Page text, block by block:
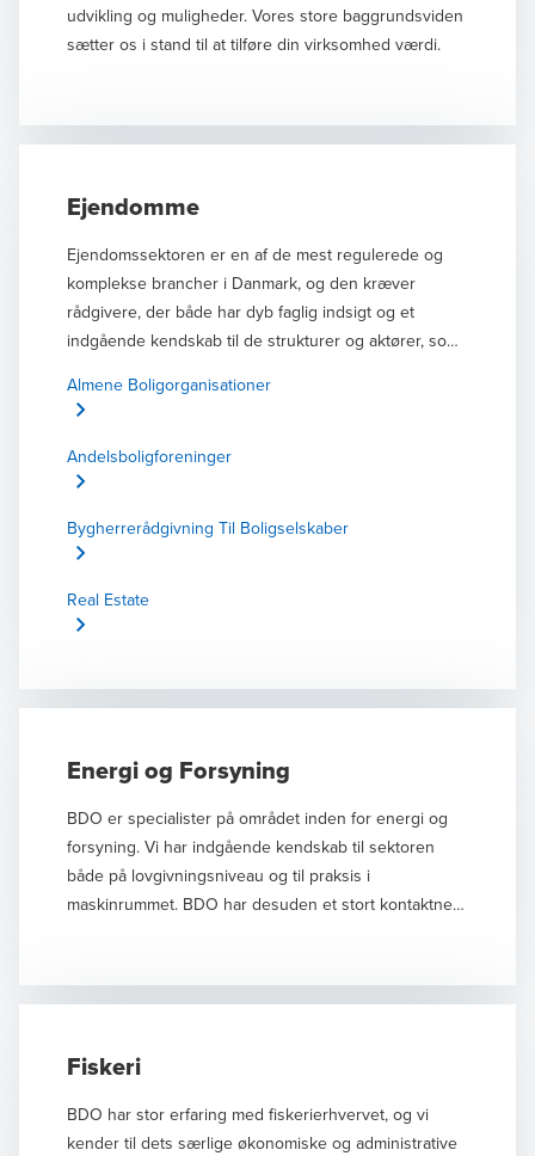
udvikling og muligheder. Vores store baggrundsviden
sætter os i stand til at tilføre din virksomhed værdi.
Ejendomme
Ejendomssektoren er en af de mest regulerede og
komplekse brancher i Danmark, og den kræver
rådgivere, der både har dyb faglig indsigt og et
indgående kendskab til de strukturer og aktører, som
ejendomme arbejder vi hver dag med at omsætte
rådgivning, der skaber overblik, gennemsigtighed og
tryghed for vores kunder. Vi har mange års erfaring
tværs af ejendomssektoren – særligt inden for
private marked. Vores stærke kontaktnet i ministerier,
styrelser og offentlige institutioner samt til advokater,
i stand til at følge udviklingen tæt og rådgive ud fra
den nyeste viden.
Almene Boligorganisationer
Andelsboligforeninger
Bygherrerådgivning Til Boligselskaber
Real Estate
Energi og Forsyning
BDO er specialister på området inden for energi og
forsyning. Vi har indgående kendskab til sektoren
både på lovgivningsniveau og til praksis i
maskinrummet. BDO har desuden et stort kontaktnet i
Fiskeri
BDO har stor erfaring med fiskerierhvervet, og vi
kender til dets særlige økonomiske og administrative